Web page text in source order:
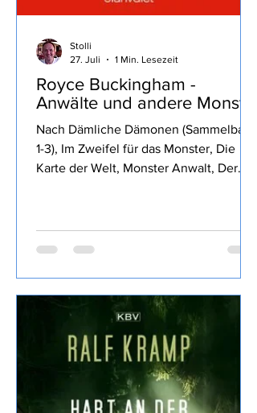
Royce Buckingham -
Anwälte und andere Monster
Nach Dämliche Dämonen (Sammelband
1-3), Im Zweifel für das Monster, Die
Die Klinge des Waldes, und Die
glorreichen Sechs von Royce
andere Monster entschieden, den
Inhalt findet Ihr im o.a Link daher wie
üblich meine eigene Meinung: Fazit:
Nun, die vorigen Bände haben mir
besser gefallen, dass Dennis früh
sterben musste war ein
Wermutstropfen, war aber irgendwie ne
27. Juli
1 Min. Lesezeit